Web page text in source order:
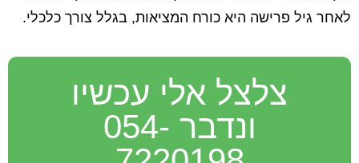
לאחר גיל פרישה היא כורח המציאות, בגלל צורך כלכלי.
צלצל אלי עכשיו
ונדבר 054-